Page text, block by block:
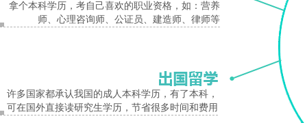
拿个本科学历，考自己喜欢的职业资格，如：营养
师、心理咨询师、公证员、建造师、律师等
许多国家都承认我国的成人本科学历，有了本科，
可在国外直接读研究生学历，节省很多时间和费用